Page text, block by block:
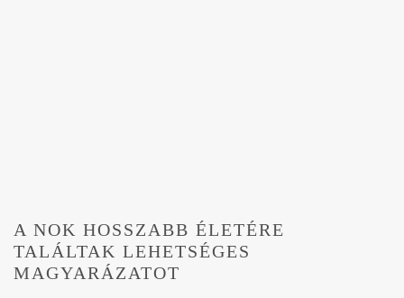
A NOK HOSSZABB ÉLETÉRE
TALÁLTAK LEHETSÉGES
MAGYARÁZATOT